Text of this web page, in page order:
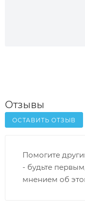
Отзывы
ОСТАВИТЬ ОТЗЫВ
Помогите
- будьте
мнением об